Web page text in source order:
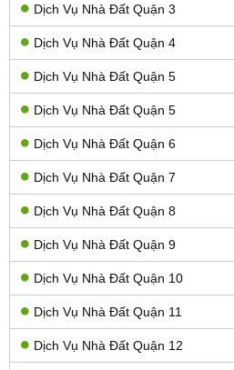
Dịch Vụ Nhà Đất Quận 3
Dịch Vụ Nhà Đất Quận 4
Dịch Vụ Nhà Đất Quận 5
Dịch Vụ Nhà Đất Quận 5
Dịch Vụ Nhà Đất Quận 6
Dịch Vụ Nhà Đất Quận 7
Dịch Vụ Nhà Đất Quận 8
Dịch Vụ Nhà Đất Quận 9
Dịch Vụ Nhà Đất Quận 10
Dịch Vụ Nhà Đất Quận 11
Dịch Vụ Nhà Đất Quận 12